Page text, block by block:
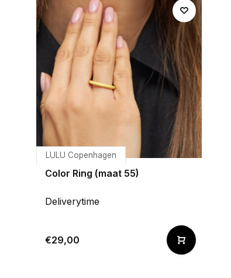
LULU Copenhagen
Color Ring (maat 55)
Deliverytime
€29,00